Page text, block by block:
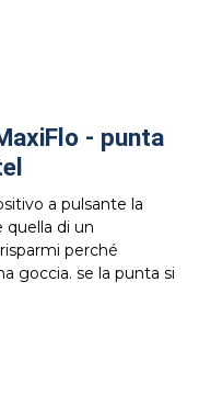
- punta
a pulsante la
quella di un
perché
goccia. se la punta si